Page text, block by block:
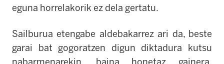
eguna horrelakorik ez dela gertatu.
Sailburua etengabe aldebakarrez ari da, beste
garai bat gogoratzen digun diktadura kutsu